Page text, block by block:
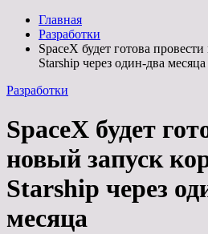
Главная
Разработки
SpaceX будет готова
Starship через один-два месяца
Разработки
SpaceX будет
новый запуск
Starship через
месяца